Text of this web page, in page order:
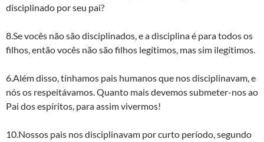
disciplinado por seu pai?
8.Se vocês não são disciplinados, e a disciplina é para todos os
filhos, então vocês não são filhos legítimos, mas sim ilegítimos.
6.Além disso, tínhamos pais humanos que nos disciplinavam, e
nós os respeitávamos. Quanto mais devemos submeter-nos ao
Pai dos espíritos, para assim vivermos!
10.Nossos pais nos disciplinavam por curto período, segundo